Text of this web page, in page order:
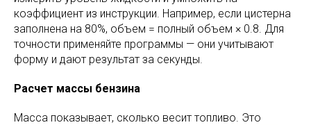
коэффициент из инструкции. Например, если цистерна
заполнена на 80%, объем = полный объем × 0.8. Для
точности применяйте программы — они учитывают
форму и дают результат за секунды.
Расчет массы бензина
Масса показывает, сколько весит топливо. Это